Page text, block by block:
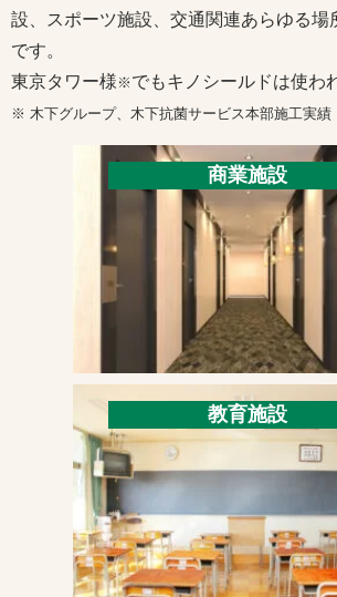
設、スポーツ施設、交通関連あらゆる場
です。
東京タワー様 ※ でもキノシールドは使わ
※ 木下グループ、木下抗菌サービス本部施工実績
商業施設
教育施設